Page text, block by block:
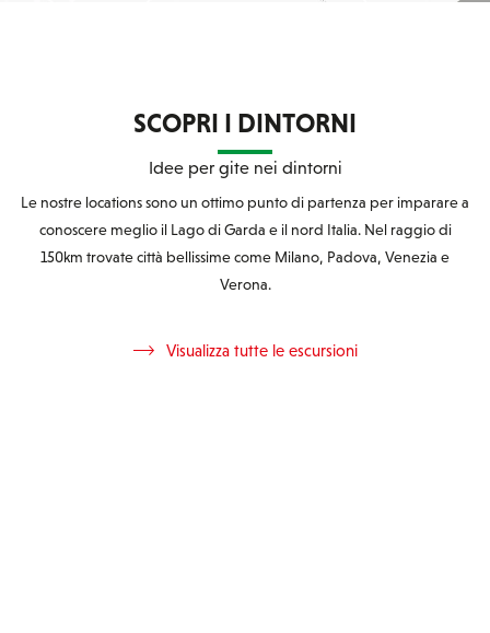
SCOPRI I DINTORNI
Idee per gite nei dintorni
Le nostre locations sono un ottimo punto di partenza per imparare a
conoscere meglio il Lago di Garda e il nord Italia. Nel raggio di
150km trovate città bellissime come Milano, Padova, Venezia e
Verona.
Visualizza tutte le escursioni